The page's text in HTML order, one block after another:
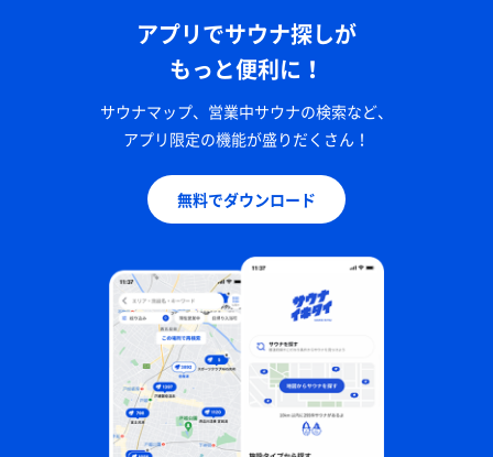
アプリでサウナ探しが
もっと便利に！
サウナマップ、営業中サウナの検索など、
アプリ限定の機能が盛りだくさん！
無料でダウンロード